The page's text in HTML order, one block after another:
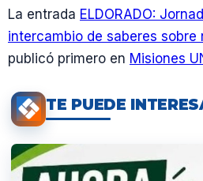
La entrada ELDORADO:
intercambio de saberes sobre
publicó primero en Misiones
TE PUEDE